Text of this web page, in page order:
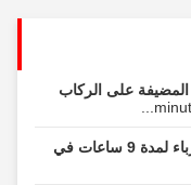
على الركاب
ستغرق إسطنبول في الظلام: انقطاع الكهرباء لمدة 9 ساعات في